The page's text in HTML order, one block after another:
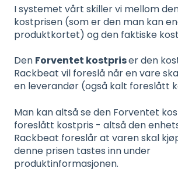
I systemet vårt skiller vi mellom
kostprisen (som er den man kan
produktkortet) og den faktiske
Den Forventet kostpriser den
Rackbeat vil foreslå når en vare
en leverandør (også kalt foreslått
Man kan altså se den Forventet
foreslått kostpris - altså den
Rackbeat foreslår at varen skal
denne prisen tastes inn under
produktinformasjonen.